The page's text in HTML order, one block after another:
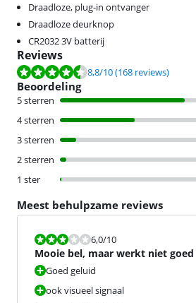
Draadloze, plug-in ontvanger
Draadloze deurknop
CR2032 3V batterij
Reviews
Beoordeling is 8,8 van de 10, gebaseerd op 168
8,8/10(168 reviews)
Beoordeling
5 sterren
4 sterren
3 sterren
2 sterren
1 ster
Meest behulpzame reviews
Beoordeling is 6,0 van de 10.
6,0/10
Mooie bel, maar werkt niet goed
Goed geluid
ook visueel signaal